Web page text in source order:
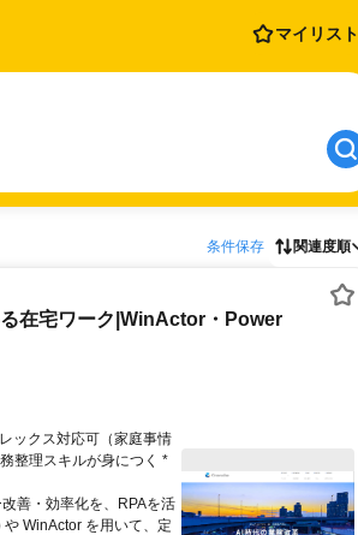
マイリスト
条件保存 関連度順
在宅ワーク|WinActor・Power
ックス対応可（家庭事情
整理スキルが身につく *
善・効率化を、RPAを活
WinActor を用いて、定